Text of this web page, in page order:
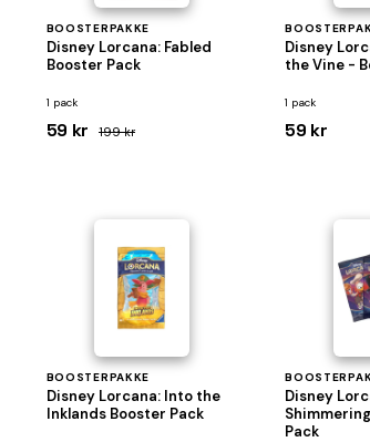
BOOSTERPAKKE
Disney Lorcana: Fabled
Booster Pack
1 pack
59 kr 199 kr
Disney
the Vine -
1 pack
59 kr
BOOSTERPAKKE
Disney Lorcana: Into the
Inklands Booster Pack
Disney
Pack